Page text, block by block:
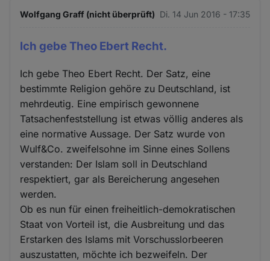
Wolfgang Graff (nicht überprüft) Di. 14 Jun 2016 - 17:35
Ich gebe Theo Ebert Recht.
Ich gebe Theo Ebert Recht. Der Satz, eine
bestimmte Religion gehöre zu Deutschland, ist
mehrdeutig. Eine empirisch gewonnene
Tatsachenfeststellung ist etwas völlig anderes als
eine normative Aussage. Der Satz wurde von
Wulf&Co. zweifelsohne im Sinne eines Sollens
verstanden: Der Islam soll in Deutschland
respektiert, gar als Bereicherung angesehen
werden.
Ob es nun für einen freiheitlich-demokratischen
Staat von Vorteil ist, die Ausbreitung und das
Erstarken des Islams mit Vorschusslorbeeren
auszustatten, möchte ich bezweifeln. Der